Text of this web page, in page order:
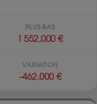
PLUS BAS
1 552,000 €
VARIATION
-462,000 €